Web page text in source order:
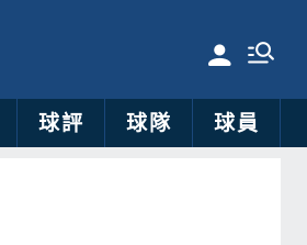
球評 球隊 球員